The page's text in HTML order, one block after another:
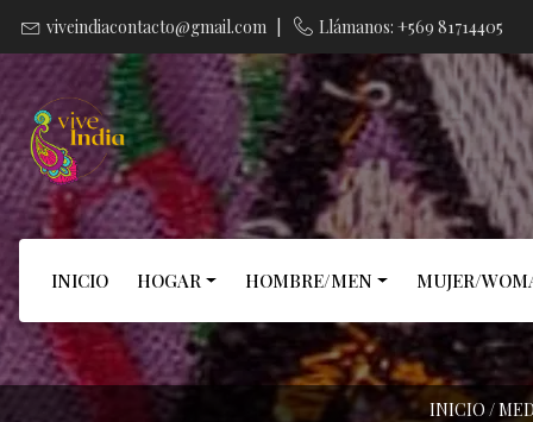
viveindiacontacto@gmail.com Llámanos: +569 81714405
INICIO HOGAR HOMBRE/MEN MUJER/
INICIO /